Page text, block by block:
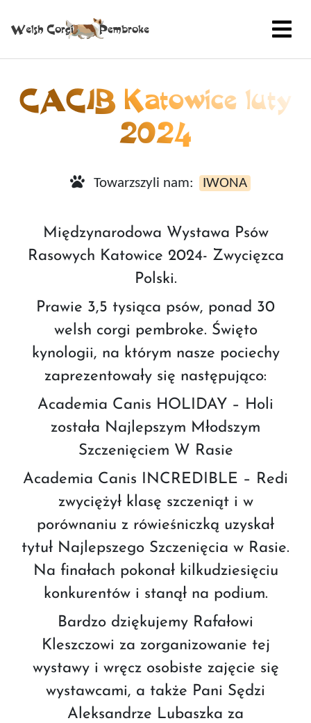
CACIB Katowice luty
2024
Towarzszyli nam: IWONA
Międzynarodowa Wystawa Psów
Rasowych Katowice 2024- Zwycięzca
Polski.
Prawie 3,5 tysiąca psów, ponad 30
welsh corgi pembroke. Święto
kynologii, na którym nasze pociechy
zaprezentowały się następująco:
Academia Canis HOLIDAY – Holi
została Najlepszym Młodszym
Szczenięciem W Rasie
Academia Canis INCREDIBLE – Redi
zwyciężył klasę szczeniąt i w
porównaniu z rówieśniczką uzyskał
tytuł Najlepszego Szczenięcia w Rasie.
Na finałach pokonał kilkudziesięciu
konkurentów i stanął na podium.
Bardzo dziękujemy Rafałowi
Kleszczowi za zorganizowanie tej
wystawy i wręcz osobiste zajęcie się
wystawcami, a także Pani Sędzi
Aleksandrze Lubaszka za